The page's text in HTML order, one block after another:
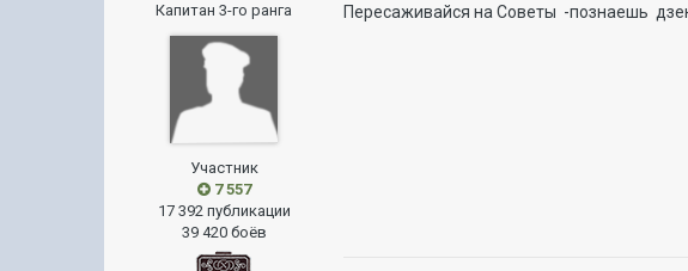
Капитан 3-го ранга
Участник
7 557
17 392 публикации
39 420 боёв
Пересаживайся на Советы -познаешь